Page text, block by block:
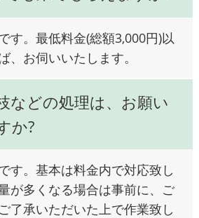
す。最低料金(総額3,000円)以
、お伺いいたします。
などの処理は、お願い
か?
す。基本は料金内で対応致し
が多くなる場合は事前に、ご
了承いただいた上で作業致し